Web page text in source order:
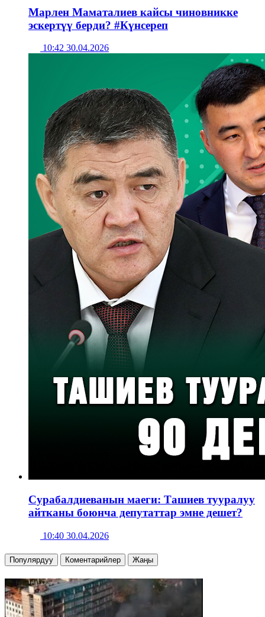
Марлен Маматалиев кайсы чиновникке
эскертүү берди? #Күнсереп
10:42 30.04.2026
Сурабалдиеванын маеги: Ташиев тууралуу
айтканы боюнча депутаттар эмне дешет?
10:40 30.04.2026
Популярдуу Коментарийлер Жаңы